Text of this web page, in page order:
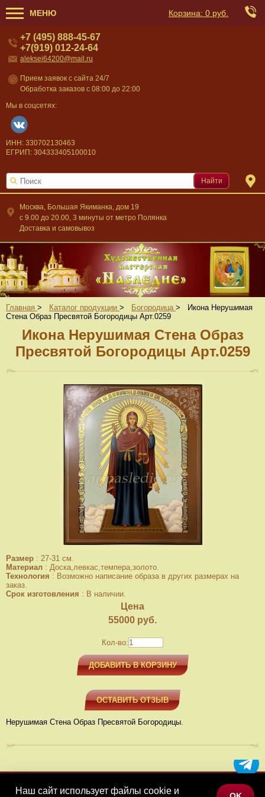
МЕНЮ Корзина: 0 руб.
Москва, Большая Якиманка, дом 19
c 9.00 до 20.00, 3 минуты от метро Полянка
Доставка и самовывоз
+7 (495) 888-45-67
+7(919) 012-24-64
aleksei64200@mail.ru
Прием заявок с сайта 24/7
Обработка заказов с 08:00 до 22:00
Мы в соцсетях:
ИНН: 330702130463
ЕГРИП: 304333405100010
Найти
Главная > Каталог продукции > Богородица >
Икона Нерушимая
Стена Образ Пресвятой Богородицы Арт.0259
Икона Нерушимая Стена Образ
Пресвятой Богородицы Арт.0259
Размер : 27-31 см.
Материал : Доска,левкас,темпера,золото.
Технология : Возможно написание образа в других размерах на
заказ.
Срок изготовления : В наличии.
Цена
55000 руб.
Кол-во:
ДОБАВИТЬ В КОРЗИНУ
ОСТАВИТЬ ОТЗЫВ
Нерушимая Стена Образ Пресвятой Богородицы.
МЕНЮ
Наш сайт использует файлы cookie и